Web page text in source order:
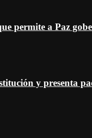
permite a Paz
y presenta